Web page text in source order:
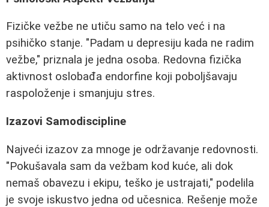
Fizičke vežbe ne utiču samo na telo već i na
psihičko stanje. "Padam u depresiju kada ne radim
vežbe," priznala je jedna osoba. Redovna fizička
aktivnost oslobađa endorfine koji poboljšavaju
raspoloženje i smanjuju stres.
Izazovi Samodiscipline
Najveći izazov za mnoge je održavanje redovnosti.
"Pokušavala sam da vežbam kod kuće, ali dok
nemaš obavezu i ekipu, teško je ustrajati," podelila
je svoje iskustvo jedna od učesnica. Rešenje može